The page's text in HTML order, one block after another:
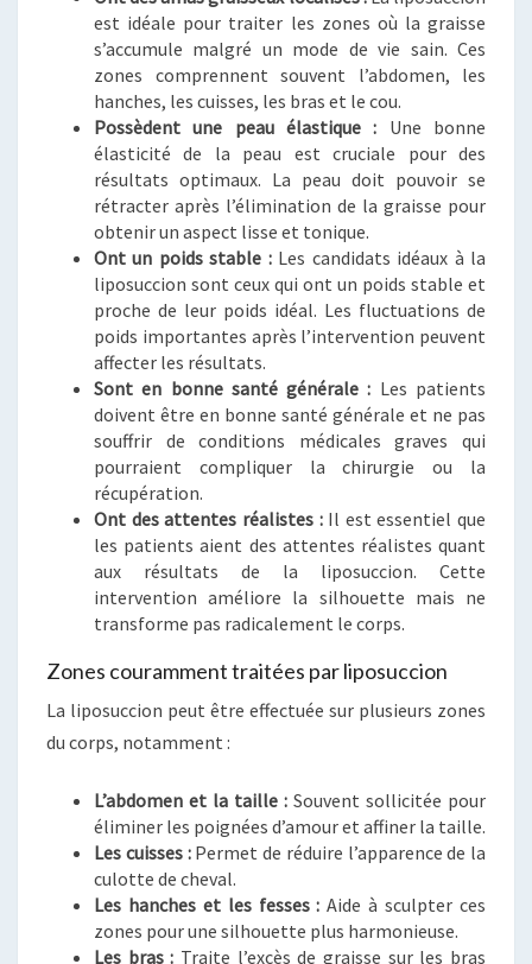
est idéale pour traiter les zones où la graisse
s’accumule malgré un mode de vie sain. Ces
zones comprennent souvent l’abdomen, les
hanches, les cuisses, les bras et le cou.
Possèdent une peau élastique : Une bonne
élasticité de la peau est cruciale pour des
résultats optimaux. La peau doit pouvoir se
rétracter après l’élimination de la graisse pour
obtenir un aspect lisse et tonique.
Ont un poids stable :Les candidats idéaux à la
liposuccion sont ceux qui ont un poids stable et
proche de leur poids idéal. Les fluctuations de
poids importantes après l’intervention peuvent
affecter les résultats.
Sont en bonne santé générale : Les patients
doivent être en bonne santé générale et ne pas
souffrir de conditions médicales graves qui
pourraient compliquer la chirurgie ou la
récupération.
Ont des attentes réalistes :Il est essentiel que
les patients aient des attentes réalistes quant
aux résultats de la liposuccion. Cette
intervention améliore la silhouette mais ne
transforme pas radicalement le corps.
Zones couramment traitées par liposuccion
La liposuccion peut être effectuée sur plusieurs zones
du corps, notamment :
L’abdomen et la taille : Souvent sollicitée pour
éliminer les poignées d’amour et affiner la taille.
Les cuisses :Permet de réduire l’apparence de la
culotte de cheval.
Les hanches et les fesses : Aide à sculpter ces
zones pour une silhouette plus harmonieuse.
Les bras : Traite l’excès de graisse sur les bras